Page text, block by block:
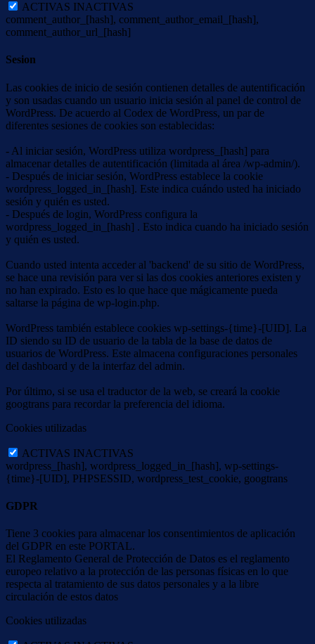
ACTIVAS INACTIVAS
comment_author_[hash], comment_author_email_[hash],
comment_author_url_[hash]
Sesion
Las cookies de inicio de sesión contienen detalles de autentificación
y son usadas cuando un usuario inicia sesión al panel de control de
WordPress. De acuerdo al Codex de WordPress, un par de
diferentes sesiones de cookies son establecidas:
- Al iniciar sesión, WordPress utiliza wordpress_[hash] para
almacenar detalles de autentificación (limitada al área /wp-admin/).
- Después de iniciar sesión, WordPress establece la cookie
wordpress_logged_in_[hash]. Este indica cuándo usted ha iniciado
sesión y quién es usted.
- Después de login, WordPress configura la
wordpress_logged_in_[hash] . Esto indica cuando ha iniciado sesión
y quién es usted.
Cuando usted intenta acceder al 'backend' de su sitio de WordPress,
se hace una revisión para ver si las dos cookies anteriores existen y
no han expirado. Esto es lo que hace que mágicamente pueda
saltarse la página de wp-login.php.
WordPress también establece cookies wp-settings-{time}-[UID]. La
ID siendo su ID de usuario de la tabla de la base de datos de
usuarios de WordPress. Este almacena configuraciones personales
del dashboard y de la interfaz del admin.
Por último, si se usa el traductor de la web, se creará la cookie
googtrans para recordar la preferencia del idioma.
Cookies utilizadas
ACTIVAS INACTIVAS
wordpress_[hash], wordpress_logged_in_[hash], wp-settings-
{time}-[UID], PHPSESSID, wordpress_test_cookie, googtrans
GDPR
Tiene 3 cookies para almacenar los consentimientos de aplicación
del GDPR en este PORTAL.
El Reglamento General de Protección de Datos es el reglamento
europeo relativo a la protección de las personas físicas en lo que
respecta al tratamiento de sus datos personales y a la libre
circulación de estos datos
Cookies utilizadas